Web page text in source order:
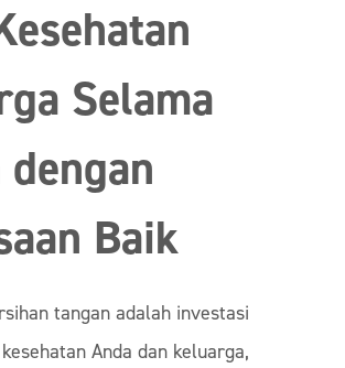
Selama
dengan
Baik
tangan adalah investasi
Anda dan keluarga,